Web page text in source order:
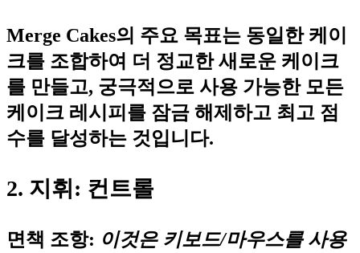
Merge Cakes의 주요 목표는 동일한 케이
크를 조합하여 더 정교한 새로운 케이크
를 만들고, 궁극적으로 사용 가능한 모든
케이크 레시피를 잠금 해제하고 최고 점
수를 달성하는 것입니다.
2. 지휘: 컨트롤
면책 조항: 이것은 키보드/마우스를 사용